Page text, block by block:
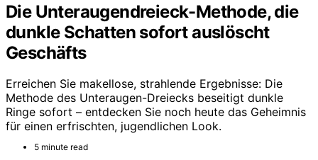
Die Unteraugendreieck-Methode, die
dunkle Schatten sofort auslöscht
Geschäfts
Erreichen Sie makellose, strahlende Ergebnisse: Die
Methode des Unteraugen-Dreiecks beseitigt dunkle
Ringe sofort – entdecken Sie noch heute das Geheimnis
für einen erfrischten, jugendlichen Look.
5 minute read